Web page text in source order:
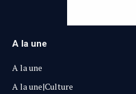
A la une
A la une
A la une|Culture